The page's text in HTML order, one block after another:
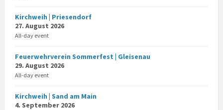
Kirchweih | Priesendorf
27. August 2026
All-day event
Feuerwehrverein Sommerfest | Gleisenau
29. August 2026
All-day event
Kirchweih | Sand am Main
4. September 2026